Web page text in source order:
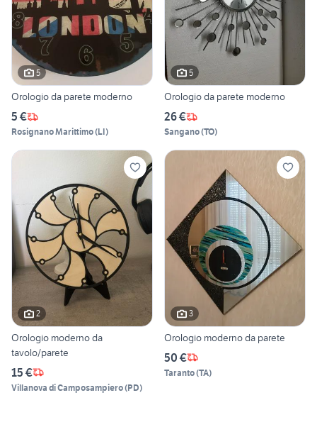
5
Orologio da parete moderno
5 €
Rosignano Marittimo(LI)
5
Orologio da parete moderno
26 €
Sangano(TO)
2
Orologio moderno da
tavolo/parete
15 €
Villanova di Camposampiero(PD)
3
Orologio moderno da parete
50 €
Taranto(TA)